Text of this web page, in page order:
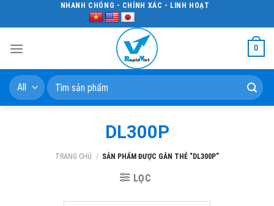
NHANH CHÓNG - CHÍNH XÁC - LINH HOẠT
0
Tìm
kiếm:
DL300P
TRANG CHỦ / SẢN PHẨM ĐƯỢC GẮN THẺ “DL300P”
LỌC